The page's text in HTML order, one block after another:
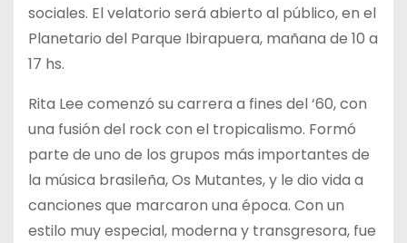
sociales. El velatorio será abierto al público, en el
Planetario del Parque Ibirapuera, mañana de 10 a
17 hs.
Rita Lee comenzó su carrera a fines del ‘60, con
una fusión del rock con el tropicalismo. Formó
parte de uno de los grupos más importantes de
la música brasileña, Os Mutantes, y le dio vida a
canciones que marcaron una época. Con un
estilo muy especial, moderna y transgresora, fue